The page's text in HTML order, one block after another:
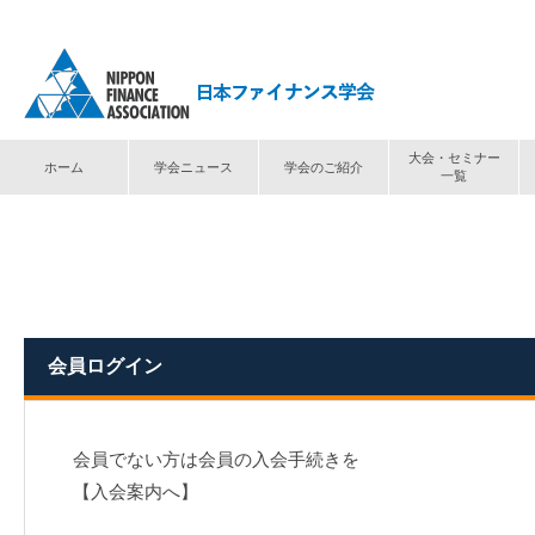
ホーム 学会ニュース 学会のご紹介
大会・セミナー
一覧
会員ログイン
会員でない方は会員の入会手続きを
【入会案内へ】